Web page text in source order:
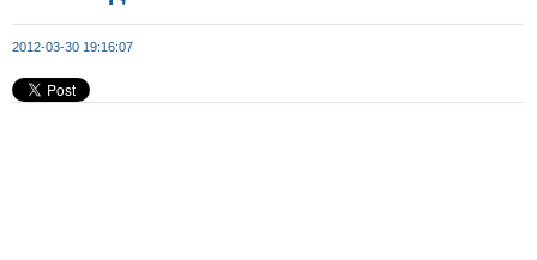
2012-03-30 19:16:07